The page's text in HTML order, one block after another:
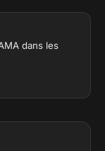
dans les